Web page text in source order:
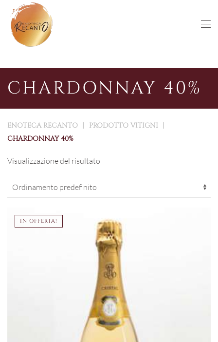
Skip to main content
CHARDONNAY 40%
ENOTECA RECANTO
PRODOTTO VITIGNI
CHARDONNAY 40%
Visualizzazione del risultato
IN OFFERTA!